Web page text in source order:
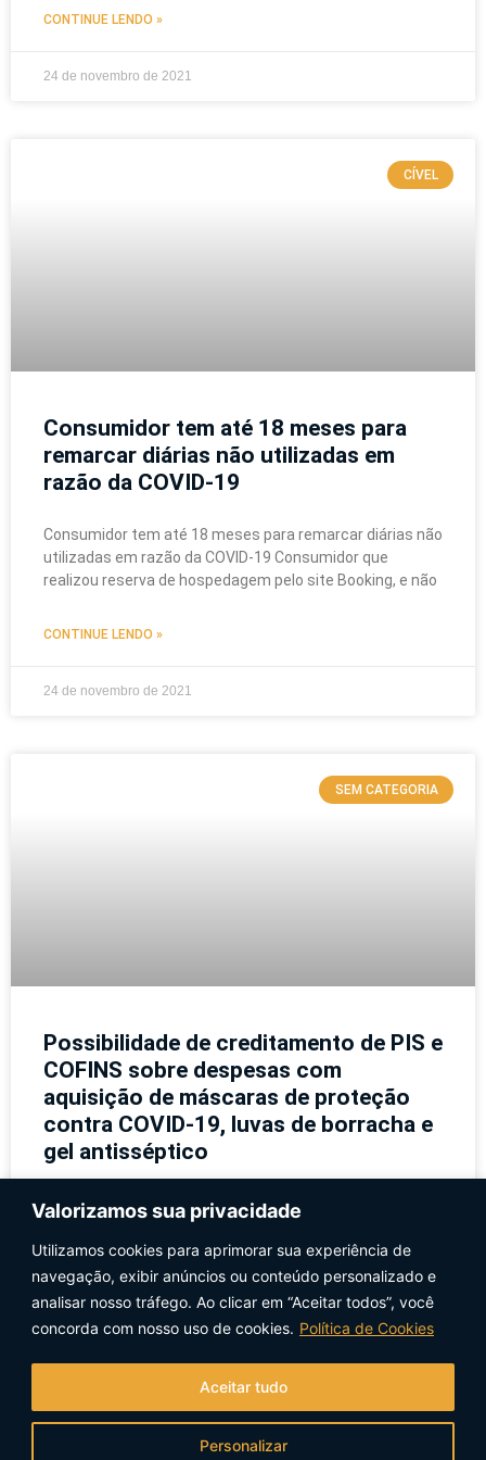
Valorizamos sua privacidade
Utilizamos cookies para aprimorar sua experiência de
navegação, exibir anúncios ou conteúdo personalizado e
analisar nosso tráfego. Ao clicar em “Aceitar todos”, você
concorda com nosso uso de cookies. Política de Cookies
Personalizar
Aceitar tudo
CONTINUE LENDO »
24 de novembro de 2021
CÍVEL
Consumidor tem até 18 meses para
remarcar diárias não utilizadas em
razão da COVID-19
Consumidor tem até 18 meses para remarcar diárias não
utilizadas em razão da COVID-19 Consumidor que
realizou reserva de hospedagem pelo site Booking, e não
CONTINUE LENDO »
24 de novembro de 2021
SEM CATEGORIA
Possibilidade de creditamento de PIS e
COFINS sobre despesas com
aquisição de máscaras de proteção
contra COVID-19, luvas de borracha e
gel antisséptico
Solução de Consulta Cosit nº 164/2021 entende que
enquadra-se no conceito de “insumos” tais despesas .
Em decorrência da pandemia do Covid-19, os entes
públicos
CONTINUE LENDO »